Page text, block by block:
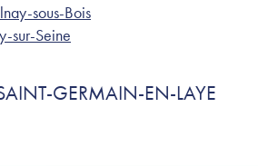
sous-Bois
sur-Seine
GERMAIN-EN-LAYE